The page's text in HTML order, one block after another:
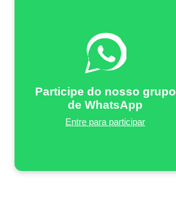
Participe do nosso grupo
de WhatsApp
Entre para participar